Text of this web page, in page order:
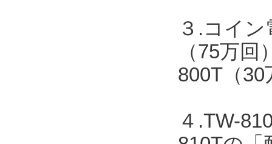
３.コイ
（75万
800T（
４.TW-